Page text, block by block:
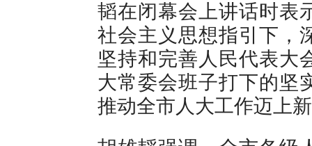
韬在闭幕会上讲话时表
社会主义思想指引下，
坚持和完善人民代表大
大常委会班子打下的坚
推动全市人大工作迈上